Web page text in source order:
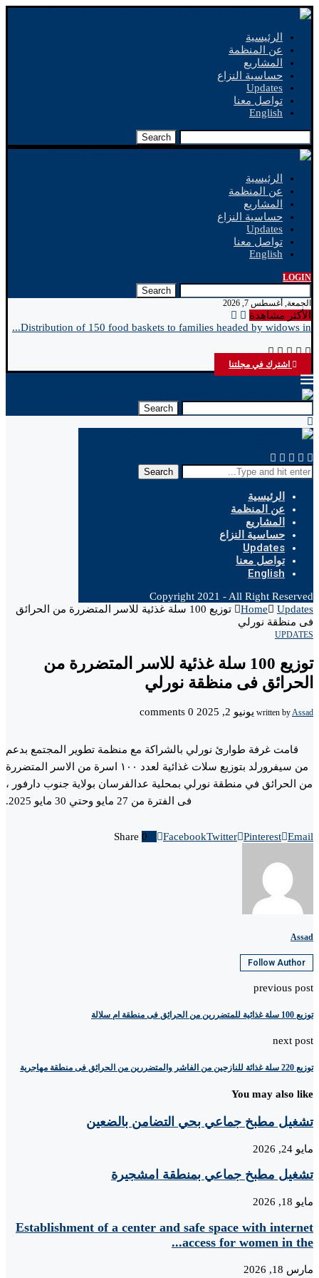
الرئيسية
عن المنظمة
المشاريع
حساسية النزاع
Updates
تواصل معنا
English
Search
الرئيسية
عن المنظمة
المشاريع
حساسية النزاع
Updates
تواصل معنا
English
LOGIN
Search
الجمعة, أغسطس 7, 2026
الأكثر مشاهدة
Distribution of 150 food baskets to families headed by widows in...
اشترك في مجلتنا
Search
Search
الرئيسية
عن المنظمة
المشاريع
حساسية النزاع
Updates
تواصل معنا
English
Copyright 2021 - All Right Reserved
Home
Updates
توزيع 100 سلة غذئية للاسر المتضررة من الحرائق
فى منظقة نورلي
UPDATES
توزيع 100 سلة غذئية للاسر المتضررة من
الحرائق فى منظقة نورلي
written byAssad يونيو 2, 2025 0 comments
قامت غرفة طوارئ نورلي بالشراكة مع منظمة تطوير المجتمع بدعم
من سيفرورلد بتوزيع سلات غذائية لعدد ١٠٠ اسرة من الاسر المتضررة
من الحرائق في منطقة نورلي بمحلية عدالفرسان بولاية جنوب دارفور ،
فى الفترة من 27 مايو وحتي 30 مايو 2025.
Share 0 FacebookTwitter Pinterest Email
Assad
Follow Author
previous post
توزيع 100 سلة غذائية للمتضررين من الحرائق فى منطقة ام سلالة
next post
توزيع 220 سلة غذائة للنازحين من الفاشر والمتضررين من الحرائق فى منطقة مهاجرية
You may also like
تشغيل مطبخ جماعي بحي التضامن بالضعين
مايو 24, 2026
تشغيل مطبخ جماعي بمنطقة امشجيرة
مايو 18, 2026
Establishment of a center and safe space with internet
access for women in the...
مارس 18, 2026